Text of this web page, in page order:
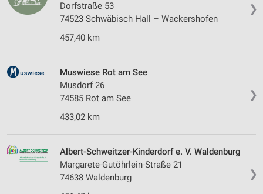
❯
Dorfstraße 53
74523 Schwäbisch Hall – Wackershofen
457,40 km
❯
Muswiese Rot am See
Musdorf 26
74585 Rot am See
433,02 km
❯
Albert-Schweitzer-Kinderdorf e. V. Waldenburg
Margarete-Gutöhrlein-Straße 21
74638 Waldenburg